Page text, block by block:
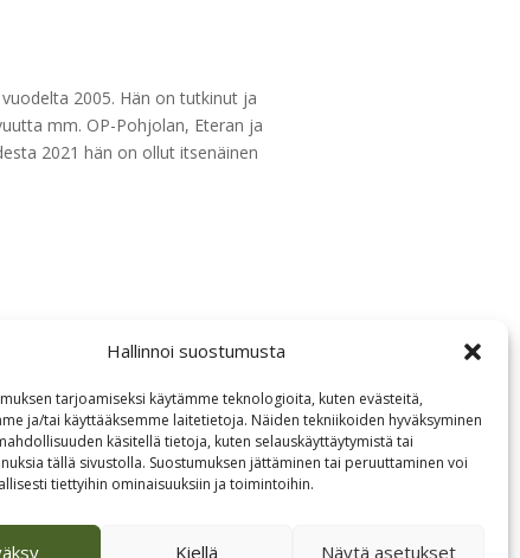
Hallinnoi suostumusta
tarjoamiseksi käytämme teknologioita, kuten evästeitä,
ja/tai käyttääksemme laitetietoja. Näiden tekniikoiden hyväksyminen
käsitellä tietoja, kuten selauskäyttäytymistä tai
tällä sivustolla. Suostumuksen jättäminen tai peruuttaminen voi
tiettyihin ominaisuuksiin ja toimintoihin.
Kiellä Näytä asetukset
2005. Hän on tutkinut ja
mm. OP-Pohjolan, Eteran ja
2021 hän on ollut itsenäinen